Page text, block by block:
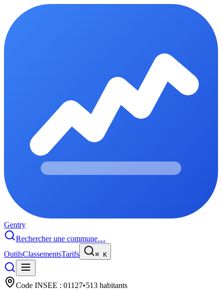
Gentry
Rechercher une commune…
OutilsClassementsTarifs ⌘ K
Code INSEE : 01127•513 habitants